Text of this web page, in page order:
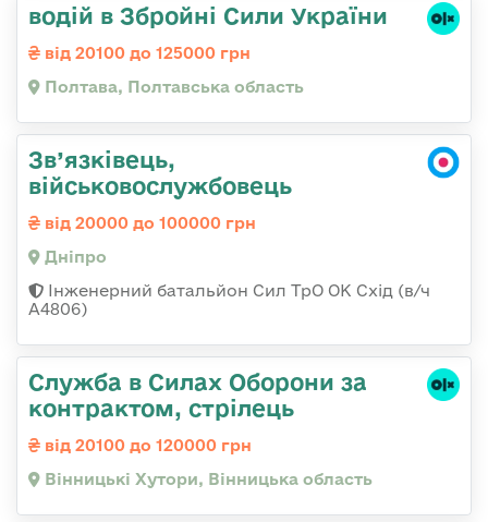
водій в Збройні Сили України
від 20100 до 125000 грн
Полтава, Полтавська область
Зв’язківець,
військовослужбовець
від 20000 до 100000 грн
Дніпро
Інженерний батальйон Сил ТрО ОК Схід (в/ч
А4806)
Служба в Силах Оборони за
контрактом, стрілець
від 20100 до 120000 грн
Вінницькі Хутори, Вінницька область